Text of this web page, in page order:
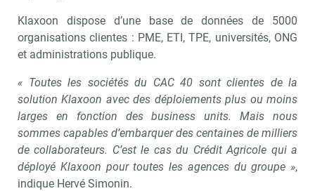
Klaxoon dispose d’une base de données de 5000
organisations clientes : PME, ETI, TPE, universités, ONG
et administrations publique.
« Toutes les sociétés du CAC 40 sont clientes de la
solution Klaxoon avec des déploiements plus ou moins
larges en fonction des business units. Mais nous
sommes capables d’embarquer des centaines de milliers
de collaborateurs. C’est le cas du Crédit Agricole qui a
déployé Klaxoon pour toutes les agences du groupe »,
indique Hervé Simonin.